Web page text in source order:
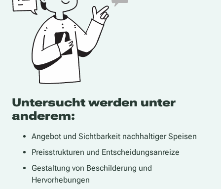
Untersucht werden unter
anderem:
Angebot und Sichtbarkeit nachhaltiger Speisen
Preisstrukturen und Entscheidungsanreize
Gestaltung von Beschilderung und
Hervorhebungen